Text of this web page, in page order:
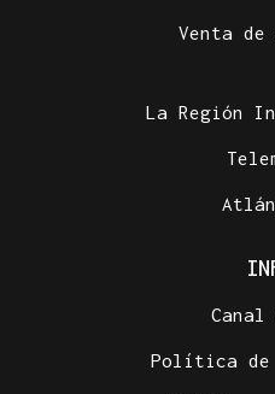
Venta de
La Región
Política de